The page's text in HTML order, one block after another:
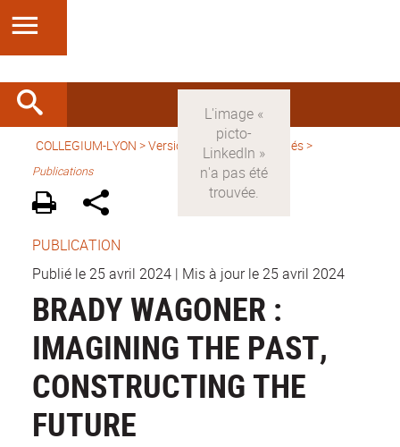
COLLEGIUM-LYON >Version française> Activités>
Publications
PUBLICATION
Publié le 25 avril 2024 | Mis à jour le 25 avril 2024
BRADY WAGONER :
IMAGINING THE PAST,
CONSTRUCTING THE
FUTURE